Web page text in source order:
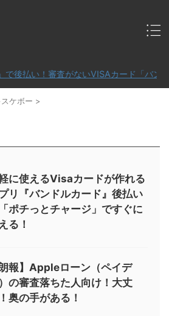
払い！審査がないVISAカード「バンドル
スケボー >
に使えるVisaカードが作れる
リ『バンドルカード』後払い
ポチっとチャージ」ですぐに
る！
朗報】Appleローン（ペイデ
の審査落ちた人向け！大丈
奥の手がある！